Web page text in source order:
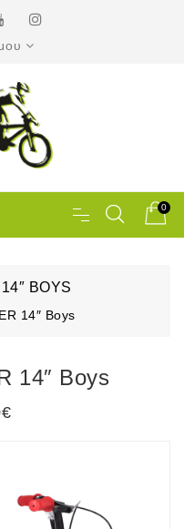
0
BOYS
14″ Boys
14″ Boys